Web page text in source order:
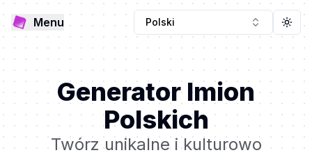
Menu Polski
Generator Imion
Polskich
Twórz unikalne i kulturowo